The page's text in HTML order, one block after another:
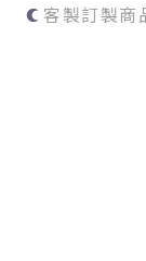
客製訂製商